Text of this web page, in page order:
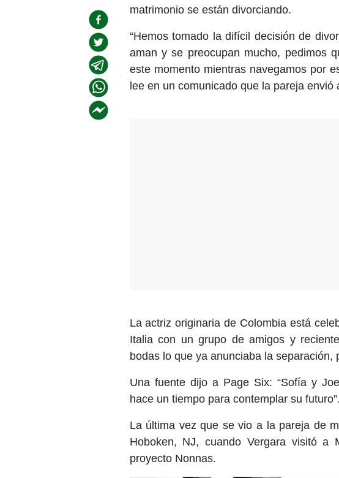
matrimonio se están divorciando.
“Hemos tomado la difícil decisión de
aman y se preocupan mucho, pedimos
este momento mientras navegamos por
lee en un comunicado que la pareja envió
La actriz originaria de Colombia está
Italia con un grupo de amigos y
bodas lo que ya anunciaba la separación,
Una fuente dijo a Page Six: “Sofía y
hace un tiempo para contemplar su futuro”.
La última vez que se vio a la pareja de
Hoboken, NJ, cuando Vergara visitó
proyecto Nonnas.